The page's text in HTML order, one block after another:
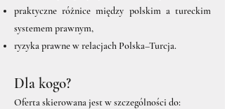
praktyczne różnice między polskim a tureckim
systemem prawnym,
ryzyka prawne w relacjach Polska–Turcja.
Dla kogo?
Oferta skierowana jest w szczególności do: